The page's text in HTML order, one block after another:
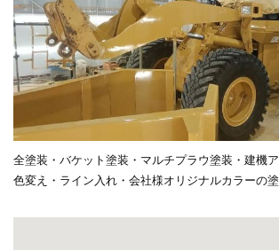
全塗装・バケット塗装・マルチプラウ塗装・建機
色変え・ライン入れ・会社様オリジナルカラーの塗